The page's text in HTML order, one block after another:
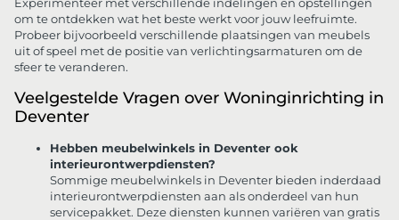
Experimenteer met verschillende indelingen en opstellingen
om te ontdekken wat het beste werkt voor jouw leefruimte.
Probeer bijvoorbeeld verschillende plaatsingen van meubels
uit of speel met de positie van verlichtingsarmaturen om de
sfeer te veranderen.
Veelgestelde Vragen over Woninginrichting in
Deventer
Hebben meubelwinkels in Deventer ook
interieurontwerpdiensten?
Sommige meubelwinkels in Deventer bieden inderdaad
interieurontwerpdiensten aan als onderdeel van hun
servicepakket. Deze diensten kunnen variëren van gratis